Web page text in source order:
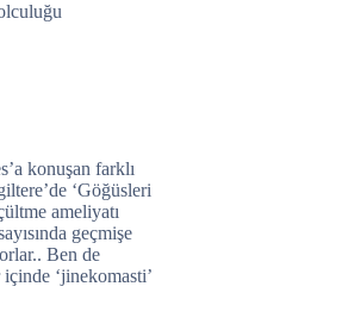
konuşan farklı
‘Göğüsleri
ameliyatı
geçmişe
Ben de
‘jinekomasti’